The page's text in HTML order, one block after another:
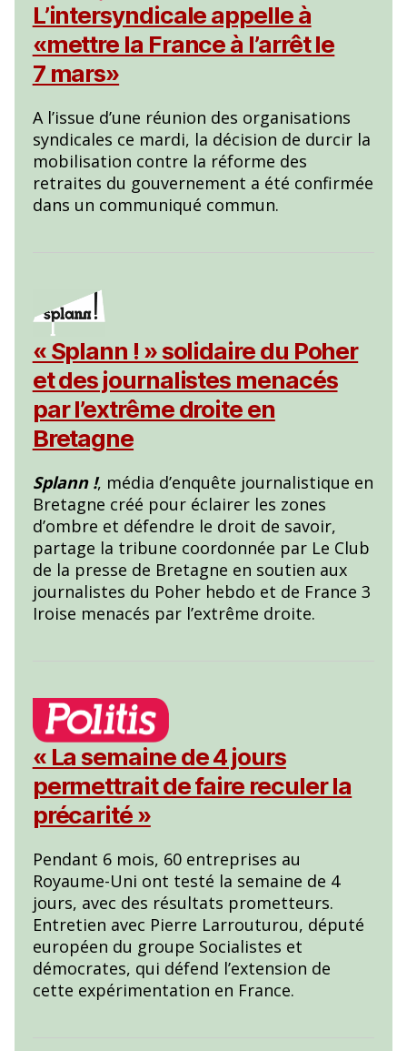
L’intersyndicale appelle à
«mettre la France à l’arrêt le
7 mars»
A l’issue d’une réunion des organisations
syndicales ce mardi, la décision de durcir la
mobilisation contre la réforme des
retraites du gouvernement a été confirmée
dans un communiqué commun.
« Splann ! » solidaire du Poher
et des journalistes menacés
par l’extrême droite en
Bretagne
Splann !, média d’enquête journalistique en
Bretagne créé pour éclairer les zones
d’ombre et défendre le droit de savoir,
partage la tribune coordonnée par Le Club
de la presse de Bretagne en soutien aux
journalistes du Poher hebdo et de France 3
Iroise menacés par l’extrême droite.
« La semaine de 4 jours
permettrait de faire reculer la
précarité »
Pendant 6 mois, 60 entreprises au
Royaume-Uni ont testé la semaine de 4
jours, avec des résultats prometteurs.
Entretien avec Pierre Larrouturou, député
européen du groupe Socialistes et
démocrates, qui défend l’extension de
cette expérimentation en France.